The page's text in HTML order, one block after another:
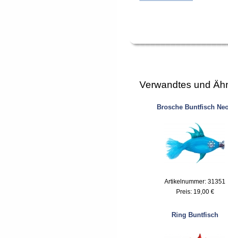
Verwandtes und
Brosche Buntfisch
Artikelnummer: 31351
Preis: 19,00 €
Ring Buntfisch